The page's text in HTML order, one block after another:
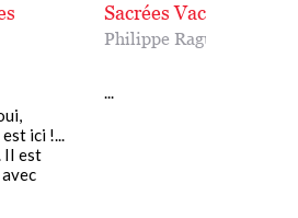
ici !...
II est
Sacrées Vacances
Philippe Ragueneau
...